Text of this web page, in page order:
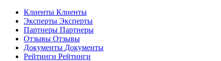
Клиенты Клиенты
Эксперты Эксперты
Партнеры Партнеры
Отзывы Отзывы
Документы Документы
Рейтинги Рейтинги